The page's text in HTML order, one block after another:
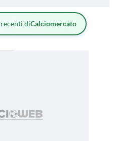
diCalciomercato